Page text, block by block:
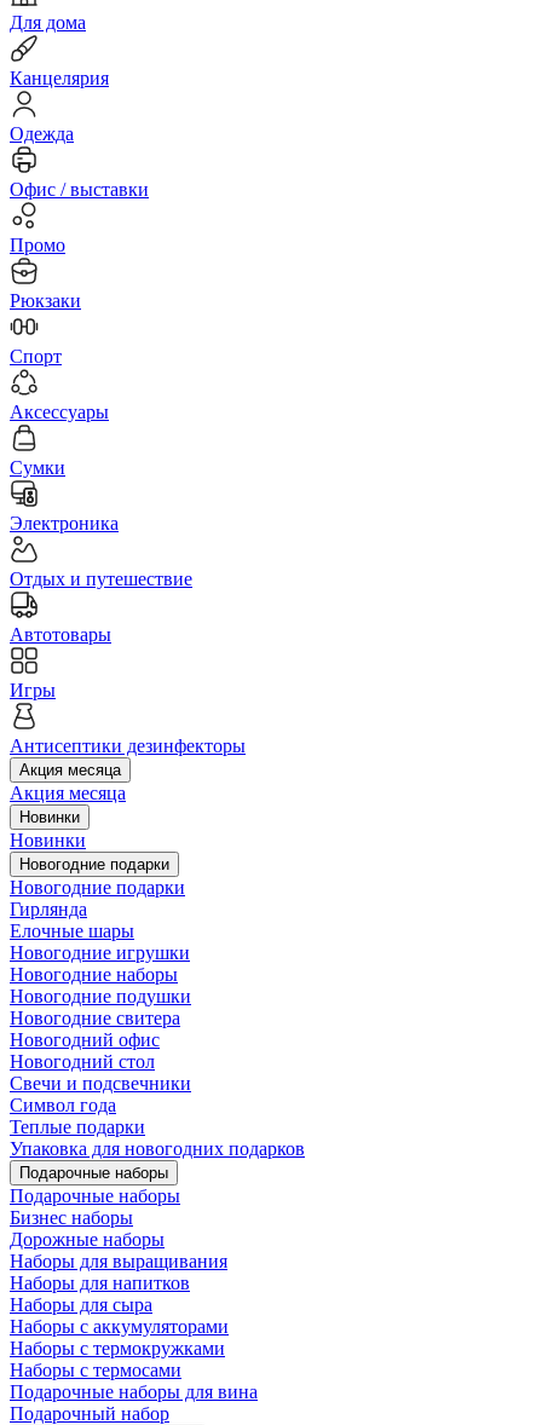
Для дома
Канцелярия
Одежда
Офис / выставки
Промо
Рюкзаки
Спорт
Аксессуары
Сумки
Электроника
Отдых и путешествие
Автотовары
Игры
Антисептики дезинфекторы
Акция месяца
Акция месяца
Новинки
Новинки
Новогодние подарки
Новогодние подарки
Гирлянда
Елочные шары
Новогодние игрушки
Новогодние наборы
Новогодние подушки
Новогодние свитера
Новогодний офис
Новогодний стол
Свечи и подсвечники
Символ года
Теплые подарки
Упаковка для новогодних подарков
Подарочные наборы
Подарочные наборы
Бизнес наборы
Дорожные наборы
Наборы для выращивания
Наборы для напитков
Наборы для сыра
Наборы с аккумуляторами
Наборы с термокружками
Наборы с термосами
Подарочные наборы для вина
Подарочный набор